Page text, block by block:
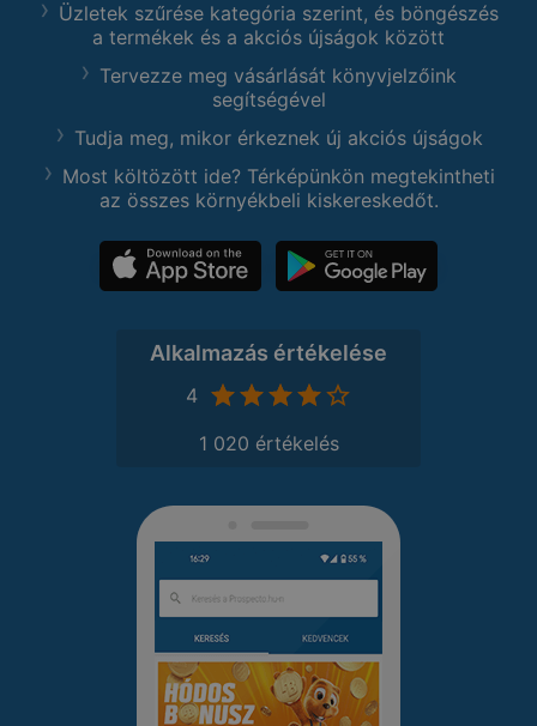
Üzletek szűrése kategória szerint, és böngészés
a termékek és a akciós újságok között
Tervezze meg vásárlását könyvjelzőink
segítségével
Tudja meg, mikor érkeznek új akciós újságok
Most költözött ide? Térképünkön megtekintheti
az összes környékbeli kiskereskedőt.
Alkalmazás értékelése
4
1 020 értékelés